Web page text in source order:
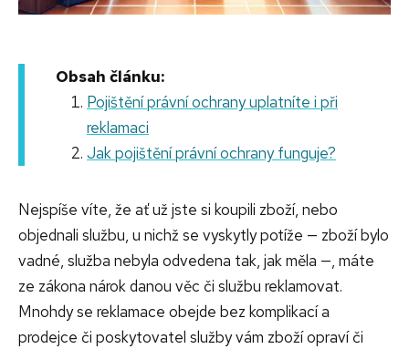
Obsah článku:
Pojištění právní ochrany uplatníte i při
reklamaci
Jak pojištění právní ochrany funguje?
Nejspíše víte, že ať už jste si koupili zboží, nebo
objednali službu, u nichž se vyskytly potíže — zboží bylo
vadné, služba nebyla odvedena tak, jak měla —, máte
ze zákona nárok danou věc či službu reklamovat.
Mnohdy se reklamace obejde bez komplikací a
prodejce či poskytovatel služby vám zboží opraví či